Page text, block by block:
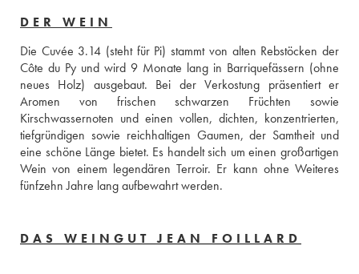
DER WEIN
Die Cuvée 3.14 (steht für Pi) stammt von alten Rebstöcken der
Côte du Py und wird 9 Monate lang in Barriquefässern (ohne
neues Holz) ausgebaut. Bei der Verkostung präsentiert er
Aromen von frischen schwarzen Früchten sowie
Kirschwassernoten und einen vollen, dichten, konzentrierten,
tiefgründigen sowie reichhaltigen Gaumen, der Samtheit und
eine schöne Länge bietet. Es handelt sich um einen großartigen
Wein von einem legendären Terroir. Er kann ohne Weiteres
DAS WEINGUT JEAN FOILLARD